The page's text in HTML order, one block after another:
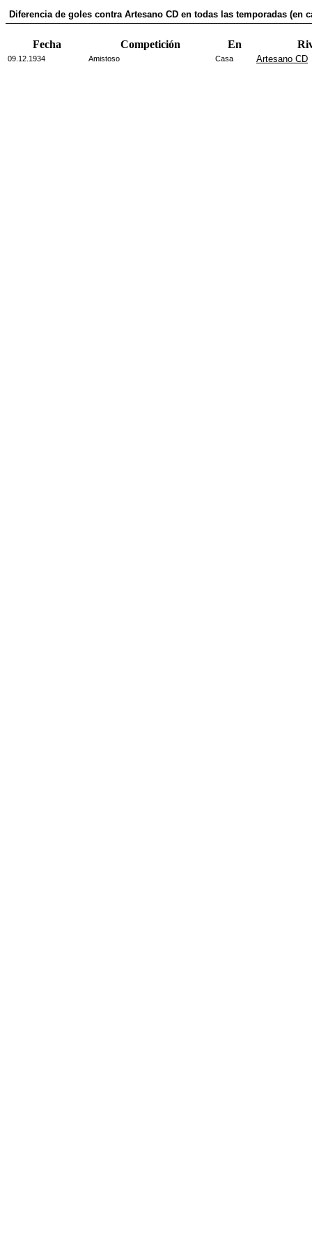
Diferencia de goles contra Artesano CD en todas las temporadas (en
Fecha Competición En
09.12.1934 Amistoso Casa Artesano CD